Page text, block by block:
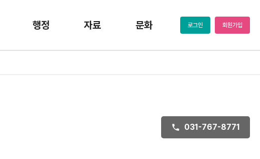
행정 자료 문화 로그인 회원가입
031-767-8771